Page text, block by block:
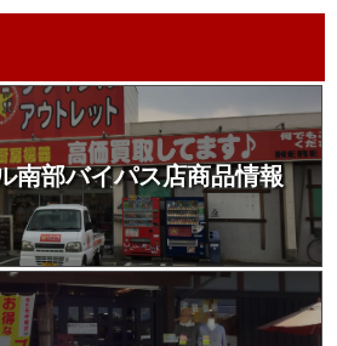
南部バイパス店商品情報